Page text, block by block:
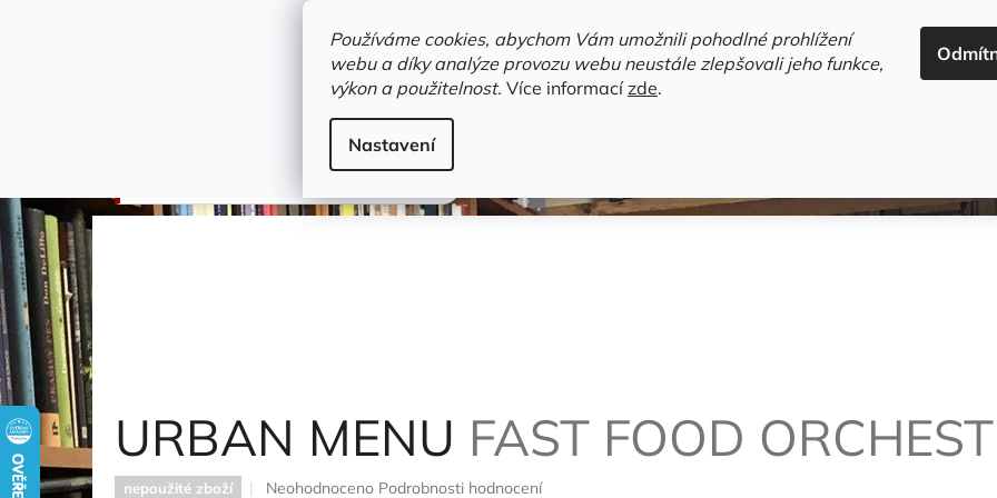
Používáme cookies, abychom Vám umožnili pohodlné prohlížení
webu a díky analýze provozu webu neustále zlepšovali jeho funkce,
výkon a použitelnost. Více informacízde.
Nastavení
HLEDAT
Novinky Trvalky a bestsellery
CD - nové - netříděné - hudba
Fast Food Orchestra
URBAN MENU FAST FOOD
nepoužité zboží
Průměrné
Neohodnoceno Podrobnosti hodnocení